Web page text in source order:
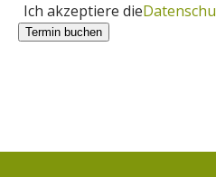
Ich akzeptiere die
Termin buchen